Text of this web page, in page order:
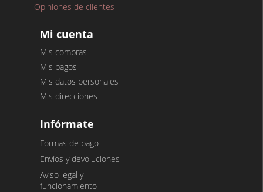
Opiniones de clientes
Mi cuenta
Mis compras
Mis pagos
Mis datos personales
Mis direcciones
Infórmate
Formas de pago
Envíos y devoluciones
Aviso legal y
funcionamiento